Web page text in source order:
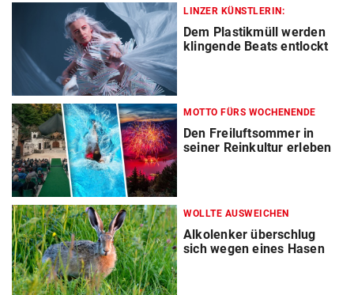
LINZER KÜNSTLERIN:
Dem Plastikmüll werden
klingende Beats entlockt
MOTTO FÜRS WOCHENENDE
Den Freiluftsommer in
seiner Reinkultur erleben
WOLLTE AUSWEICHEN
Alkolenker überschlug
sich wegen eines Hasen